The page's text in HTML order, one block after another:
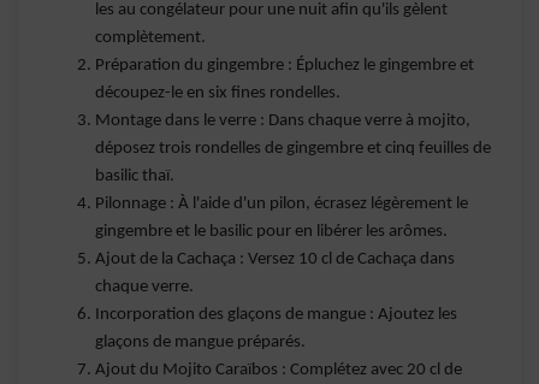
les au congélateur pour une nuit afin qu'ils gèlent
complètement.
Préparation du gingembre : Épluchez le gingembre et
découpez-le en six fines rondelles.
Montage dans le verre : Dans chaque verre à mojito,
déposez trois rondelles de gingembre et cinq feuilles de
basilic thaï.
Pilonnage : À l'aide d'un pilon, écrasez légèrement le
gingembre et le basilic pour en libérer les arômes.
Ajout de la Cachaça : Versez 10 cl de Cachaça dans
chaque verre.
Incorporation des glaçons de mangue : Ajoutez les
glaçons de mangue préparés.
Ajout du Mojito Caraïbos : Complétez avec 20 cl de